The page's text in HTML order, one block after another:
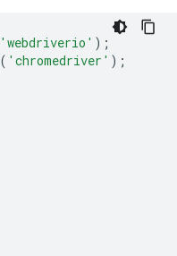
'webdriverio' );
( 'chromedriver' );